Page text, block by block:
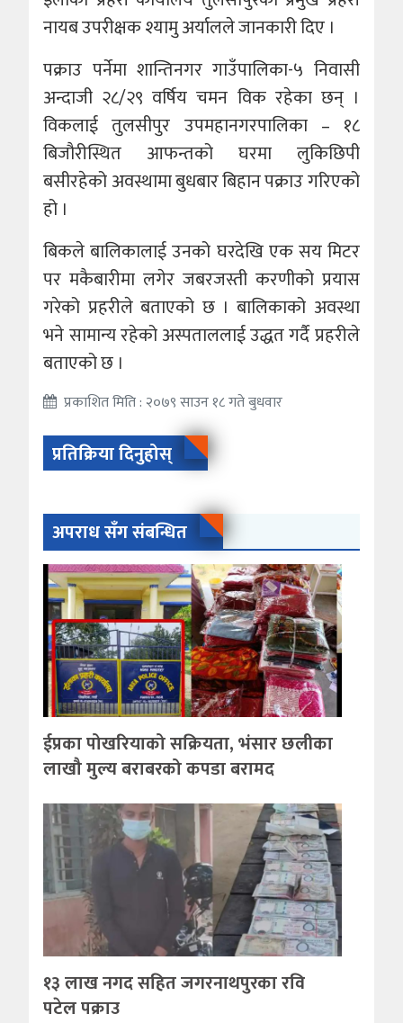
नायब उपरीक्षक श्यामु अर्यालले जानकारी दिए ।
पक्राउ पर्नेमा शान्तिनगर गाउँपालिका-५ निवासी
अन्दाजी २८/२९ वर्षिय चमन विक रहेका छन् ।
विकलाई तुलसीपुर उपमहानगरपालिका – १८
बिजौरीस्थित आफन्तको घरमा लुकिछिपी
बसीरहेको अवस्थामा बुधबार बिहान पक्राउ गरिएको
हो ।
बिकले बालिकालाई उनको घरदेखि एक सय मिटर
पर मकैबारीमा लगेर जबरजस्ती करणीको प्रयास
गरेको प्रहरीले बताएको छ । बालिकाको अवस्था
भने सामान्य रहेको अस्पताललाई उद्धत गर्दै प्रहरीले
बताएको छ ।
प्रकाशित मिति : २०७९ साउन १८ गते बुधवार
प्रतिक्रिया दिनुहोस्
अपराध सँग संबन्धित
ईप्रका पोखरियाको सक्रियता, भंसार छलीका
लाखौ मुल्य बराबरको कपडा बरामद
१३ लाख नगद सहित जगरनाथपुरका रवि
पटेल पक्राउ